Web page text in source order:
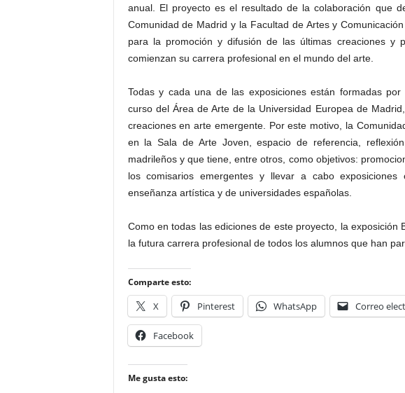
anual. El proyecto es el resultado de la colaboración que
Comunidad de Madrid y la Facultad de Artes y
para la promoción y difusión de las últimas creaciones y
comienzan su carrera profesional en el mundo del arte.
Todas y cada una de las exposiciones están formadas
curso del Área de Arte de la Universidad Europea de
creaciones en arte emergente. Por este motivo, la
en la Sala de Arte Joven, espacio de referencia,
madrileños y que tiene, entre otros, como objetivos:
los comisarios emergentes y llevar a cabo
enseñanza artística y de universidades españolas.
Como en todas las ediciones de este proyecto, la exposición
la futura carrera profesional de todos los alumnos que han
Comparte esto:
X Pinterest WhatsApp Correo
Facebook
Me gusta esto: